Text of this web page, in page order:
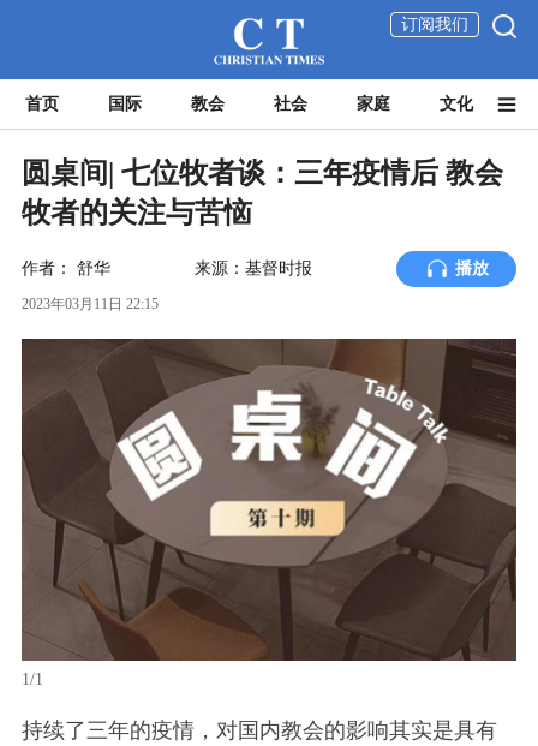
订阅我们
首页 国际 教会 社会 家庭 文化
圆桌间| 七位牧者谈：三年疫情后 教会
牧者的关注与苦恼
作者： 舒华 来源：基督时报 播放
2023年03月11日 22:15
1/1
持续了三年的疫情，对国内教会的影响其实是具有